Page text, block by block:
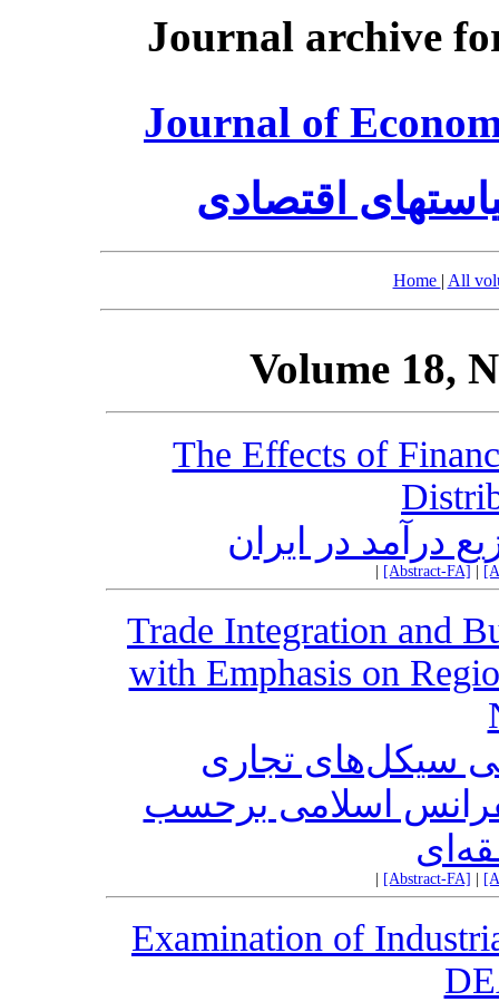
Journal archive
Journal of
اقتصادی
Home | All
Volume 18,
The Effects of
درآمد در ایران
[Abstract-FA]
Trade Integration and
with Emphasis on
سیکل‌های تجاری
اسلامی برحسب
[Abstract-FA]
Examination of